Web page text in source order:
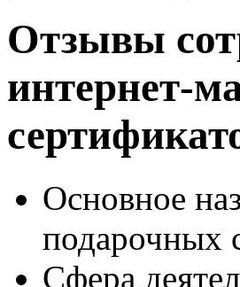
Отзывы
интернет-
Основное
подарочных
Сфера